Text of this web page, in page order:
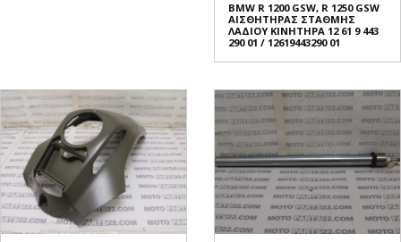
BMW R 1200 GSW, R 1250 GSW
ΑΙΣΘΗΤΗΡΑΣ ΣΤΑΘΜΗΣ
ΛΑΔΙΟΥ ΚΙΝΗΤΗΡΑ 12 61 9 443
290 01 / 12619443290 01